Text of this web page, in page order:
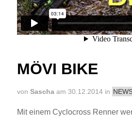
MÖVI BIKE
von Sascha am 30.12.2014 in
Mit einem Cyclocross Renner